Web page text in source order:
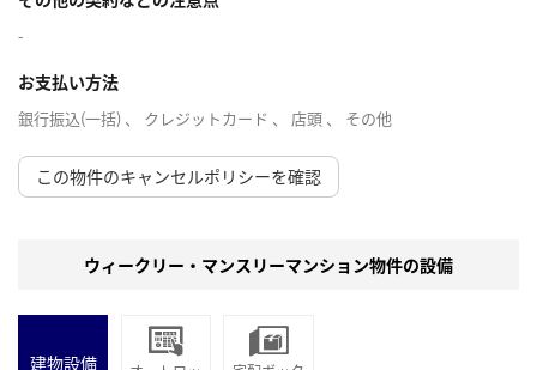
-
お支払い方法
銀行振込(一括) 、 クレジットカード 、 店頭 、 その他
この物件のキャンセルポリシーを確認
ウィークリー・マンスリーマンション物件の設備
建物設備